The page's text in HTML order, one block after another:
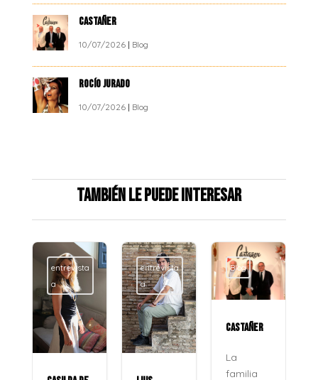
CASTAÑER
10/07/2026| Blog
ROCÍO JURADO
10/07/2026| Blog
También le puede interesar
entrevista
a
entrevista
a
Blog
CASTAÑER
La
familia